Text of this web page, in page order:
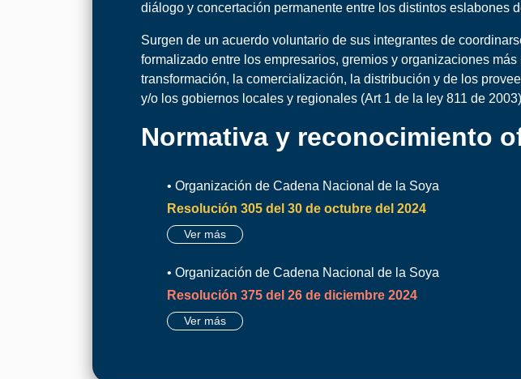
diálogo y concertación permanente entre los distintos eslabones
Surgen de un acuerdo voluntario de sus integrantes de
formalizado entre los empresarios, gremios y organizaciones
transformación, la comercialización, la distribución y de los
y/o los gobiernos locales y regionales (Art 1 de la ley 811 de 2003)
Normativa y reconocimiento
• Organización de Cadena Nacional de la Soya
Resolución 305 del 30 de octubre del 2024
Ver más
• Organización de Cadena Nacional de la Soya
Resolución 375 del 26 de diciembre 2024
Ver más